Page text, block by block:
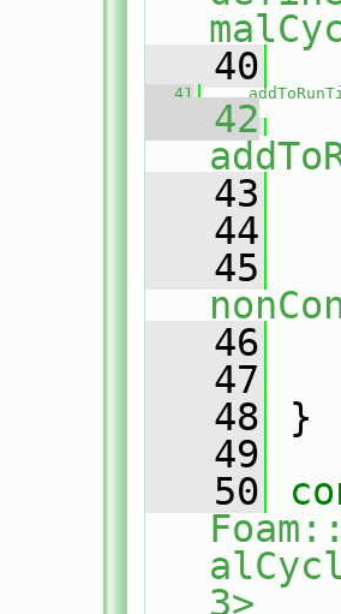
   40
   41
   42
   43
   44
   45
   46
   47
   48
}
   49
   50
3>